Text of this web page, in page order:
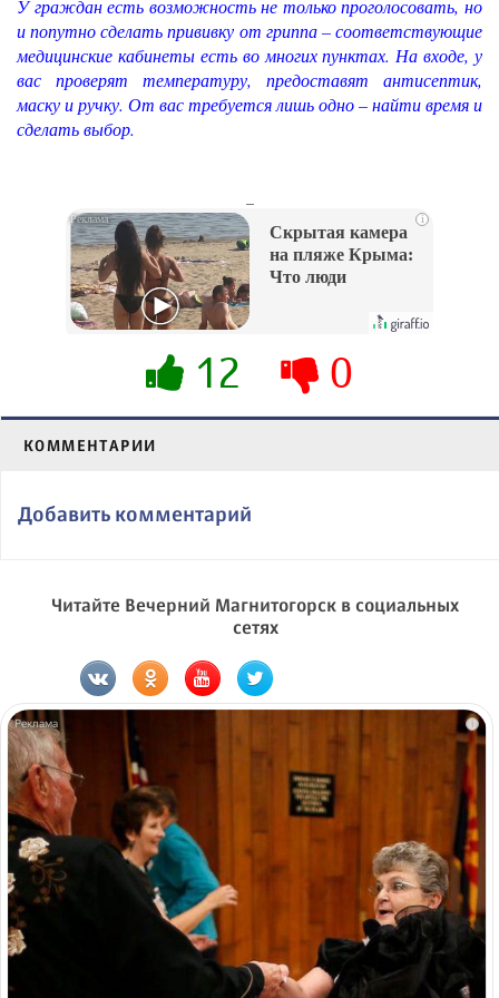
У граждан есть возможность не только проголосовать, но
и попутно сделать прививку от гриппа – соответствующие
медицинские кабинеты есть во многих пунктах. На входе, у
вас проверят температуру, предоставят антисептик,
маску и ручку. От вас требуется лишь одно – найти время и
сделать выбор.
i
Скрытая камера
на пляже Крыма:
Что люди
их не видят...
12 0
КОММЕНТАРИИ
Добавить комментарий
Читайте Вечерний Магнитогорск в социальных
сетях
i